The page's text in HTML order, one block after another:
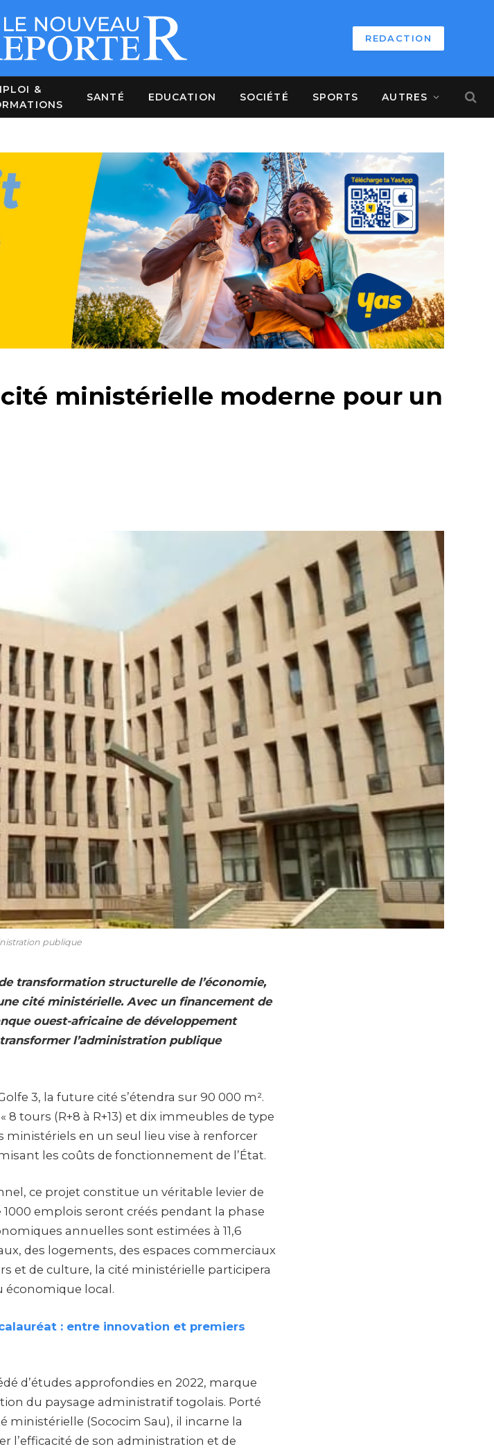
REDACTION
&
SANTÉ EDUCATION SOCIÉTÉ SPORTS AUTRES
ministérielle moderne pour un
publique
transformation structurelle de l’économie,
cité ministérielle. Avec un financement de
ouest-africaine de développement
l’administration publique
3, la future cité s’étendra sur 90 000 m².
tours (R+8 à R+13) et dix immeubles de type
ministériels en un seul lieu vise à renforcer
les coûts de fonctionnement de l’État.
ce projet constitue un véritable levier de
emplois seront créés pendant la phase
annuelles sont estimées à 11,6
des logements, des espaces commerciaux
et de culture, la cité ministérielle participera
économique local.
: entre innovation et premiers
d’études approfondies en 2022, marque
du paysage administratif togolais. Porté
ministérielle (Sococim Sau), il incarne la
l’efficacité de son administration et de